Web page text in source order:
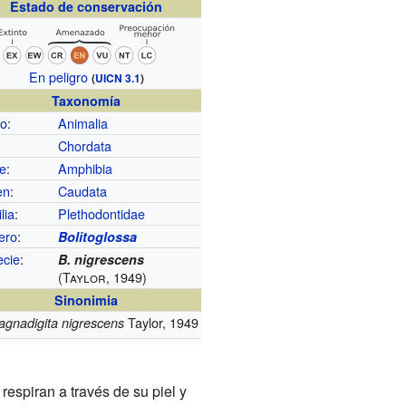
Estado de conservación
En peligro (UICN 3.1)
Taxonomía
:
Animalia
Chordata
:
Amphibia
:
Caudata
:
Plethodontidae
: Bolitoglossa
: B. nigrescens
(Taylor, 1949)
Sinonimia
nigrescens Taylor, 1949
a través de su piel y